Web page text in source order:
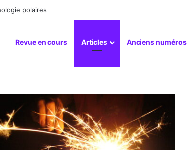
polaires
Revue en cours Articles Anciens numéros